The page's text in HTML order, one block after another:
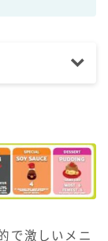
で激しいメニ